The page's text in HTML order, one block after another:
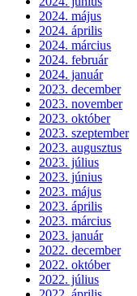
2024. május
2024. április
2024. március
2024. február
2024. január
2023. december
2023. november
2023. október
2023. szeptember
2023. augusztus
2023. július
2023. június
2023. május
2023. április
2023. március
2023. január
2022. december
2022. október
2022. július